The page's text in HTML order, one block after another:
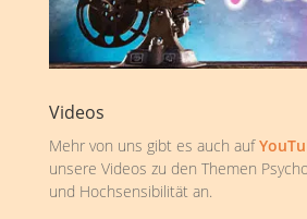
Videos
Mehr von uns gibt es auch auf
unsere Videos zu den Themen
und Hochsensibilität an.